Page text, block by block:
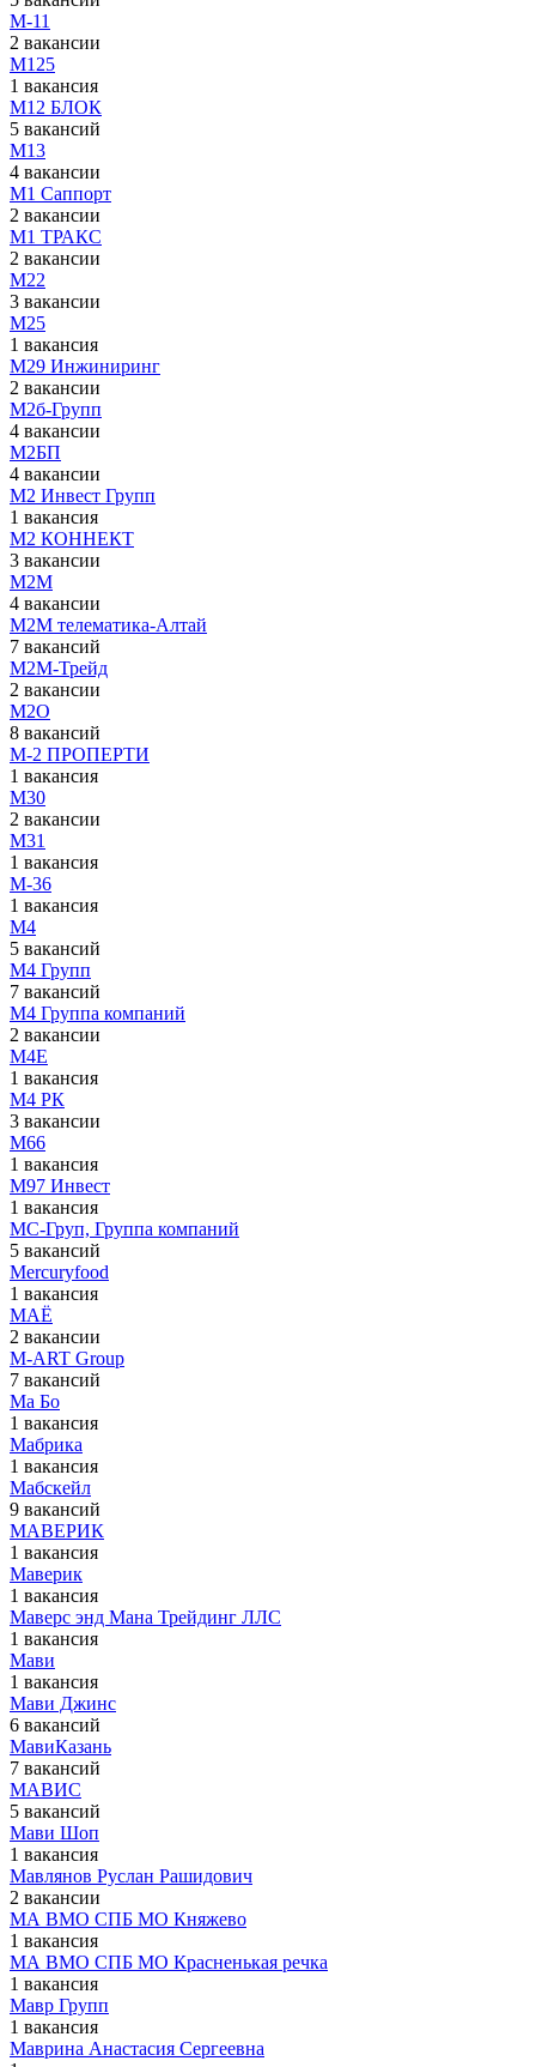
М-11
2 вакансии
М125
1 вакансия
М12 БЛОК
5 вакансий
М13
4 вакансии
М1 Саппорт
2 вакансии
М1 ТРАКС
2 вакансии
М22
3 вакансии
М25
1 вакансия
М29 Инжиниринг
2 вакансии
М2б-Групп
4 вакансии
М2БП
4 вакансии
М2 Инвест Групп
1 вакансия
М2 КОННЕКТ
3 вакансии
М2М
4 вакансии
М2М телематика-Алтай
7 вакансий
М2М-Трейд
2 вакансии
М2О
8 вакансий
М-2 ПРОПЕРТИ
1 вакансия
М30
2 вакансии
М31
1 вакансия
М-36
1 вакансия
М4
5 вакансий
М4 Групп
7 вакансий
М4 Группа компаний
2 вакансии
М4Е
1 вакансия
М4 РК
3 вакансии
М66
1 вакансия
М97 Инвест
1 вакансия
МC-Груп, Группа компаний
5 вакансий
Мercuryfood
1 вакансия
МАЁ
2 вакансии
М-АRT Group
7 вакансий
Ма Бо
1 вакансия
Мабрика
1 вакансия
Мабскейл
9 вакансий
МАВЕРИК
1 вакансия
Маверик
1 вакансия
Маверс энд Мана Трейдинг ЛЛС
1 вакансия
Мави
1 вакансия
Мави Джинс
6 вакансий
МавиКазань
7 вакансий
МАВИС
5 вакансий
Мави Шоп
1 вакансия
Мавлянов Руслан Рашидович
2 вакансии
МА ВМО СПБ МО Княжево
1 вакансия
МА ВМО СПБ МО Красненькая речка
1 вакансия
Мавр Групп
1 вакансия
Маврина Анастасия Сергеевна